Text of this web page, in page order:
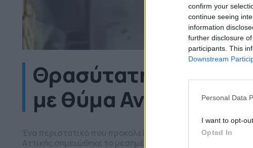
confirm your
continue seeing
information
further disclosure
participants. This
Downstream
Personal Data
I want to opt-
Opted In
Θρασύτατη κλοπή
με θύμα
Ένα περιστατικό που προκαλεί έντονο προβληματισμό για